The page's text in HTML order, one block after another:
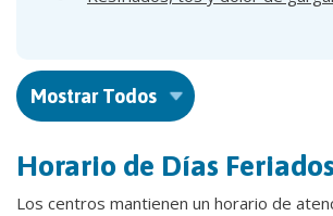
Mostrar Todos
Horario de Días Feriados
Los centros mantienen un horario de